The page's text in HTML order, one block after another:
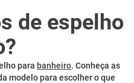
de espelho
para banheiro. Conheça as
modelo para escolher o que